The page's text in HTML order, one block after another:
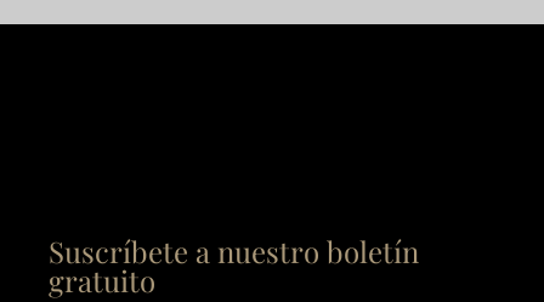
Suscríbete a nuestro boletín
gratuito